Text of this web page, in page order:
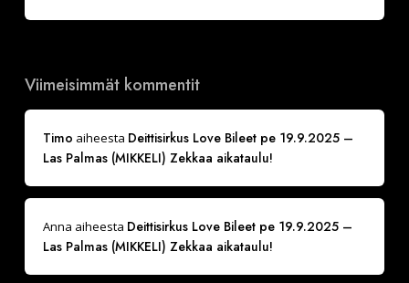
Viimeisimmät kommentit
Timo aiheesta Deittisirkus Love Bileet pe 19.9.2025 –
Las Palmas (MIKKELI) Zekkaa aikataulu!
Anna aiheesta Deittisirkus Love Bileet pe 19.9.2025 –
Las Palmas (MIKKELI) Zekkaa aikataulu!